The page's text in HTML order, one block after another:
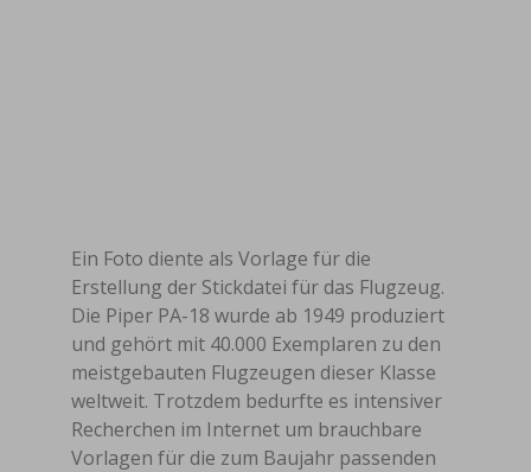
Ein Foto diente als Vorlage für die
Erstellung der Stickdatei für das Flugzeug.
Die Piper PA-18 wurde ab 1949 produziert
und gehört mit 40.000 Exemplaren zu den
meistgebauten Flugzeugen dieser Klasse
weltweit. Trotzdem bedurfte es intensiver
Recherchen im Internet um brauchbare
Vorlagen für die zum Baujahr passenden